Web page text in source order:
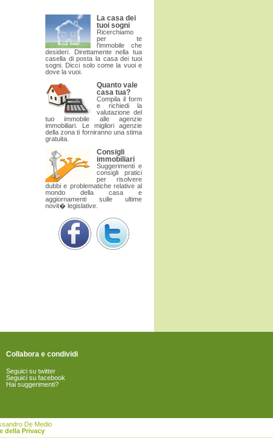
La casa dei
tuoi sogni
Ricerchiamo
per te
l'immobile che
desideri. Direttamente nella tua
casella di posta la casa dei tuoi
sogni. Dicci solo come la vuoi e
dove la vuoi.
Quanto vale
casa tua?
Compila il form
e richiedi la
valutazione del
tuo immobile alle agenzie
immobiliari. Le migliori agenzie
della zona ti forniranno una stima
gratuita.
Consigli
immobiliari
Suggerimenti e
consigli pratici
per risolvere
dubbi e problematiche relative al
mondo della casa e
aggiornamenti sulle ultime
novit� legislative.
Collabora e condividi
Seguici su twitter
Seguici su facebook
Hai suggerimenti?
De Medio
della Privacy